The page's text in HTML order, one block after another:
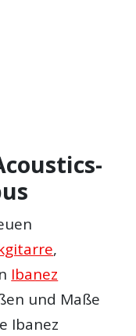
,
Ibanez
und Maße
Ibanez